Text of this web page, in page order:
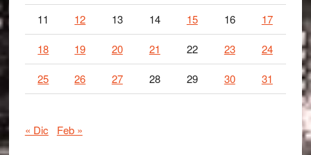
11 12 13 14 15 16 17
18 19 20 21 22 23 24
25 26 27 28 29 30 31
« Dic Feb »